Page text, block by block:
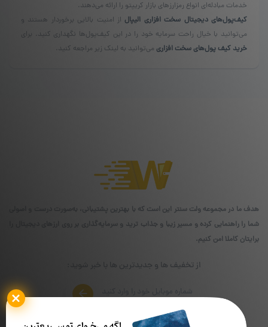
خدمات مبادله‌ای انواع رمزارزهای بازار کریپتو را ارائه می‌دهند.
کیف‌پول‌های دیجیتال سخت افزاری الیپال از امنیت بالایی برخوردار هستند و
می‌توانید با خیال راحت سرمایه خود را در این کیف‌پول‌ها نگهداری کنید. برای
خرید کیف پول‌های سخت افزاری می‌توانید به لینک زیر مراجعه کنید.
هدف ما در مجموعه ولت سنتر این است که با بهترین پشتیبانی، به‌صورت درست و اصولی
شما را راهنمایی کرده و مسیر زیبا و جذاب ترید و سرمایه‌گذاری بر روی ارزهای دیجیتال را
برایتان کاملا امن کنیم.
از تخفیف ها و جدیدترین ها با خبر شوید: